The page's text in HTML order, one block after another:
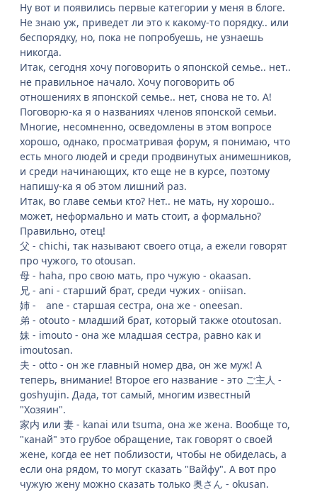
Ну вот и появились первые категории у меня в блоге.
Не знаю уж, приведет ли это к какому-то порядку.. или
беспорядку, но, пока не попробуешь, не узнаешь
никогда.
Итак, сегодня хочу поговорить о японской семье.. нет..
не правильное начало. Хочу поговорить об
отношениях в японской семье.. нет, снова не то. А!
Поговорю-ка я о названиях членов японской семьи.
Многие, несомненно, осведомлены в этом вопросе
хорошо, однако, просматривая форум, я понимаю, что
есть много людей и среди продвинутых анимешников,
и среди начинающих, кто еще не в курсе, поэтому
напишу-ка я об этом лишний раз.
Итак, во главе семьи кто? Нет.. не мать, ну хорошо..
может, неформально и мать стоит, а формально?
Правильно, отец!
父 - chichi, так называют своего отца, а ежели говорят
про чужого, то otousan.
母 - haha, про свою мать, про чужую - okaasan.
兄 - ani - старший брат, среди чужих - oniisan.
姉 - ane - старшая сестра, она же - oneesan.
弟 - otouto - младший брат, который также otoutosan.
妹 - imouto - она же младшая сестра, равно как и
imoutosan.
夫 - otto - он же главный номер два, он же муж! А
теперь, внимание! Второе его название - это ご主人 -
goshyujin. Дада, тот самый, многим известный
"Хозяин".
家内 или 妻 - kanai или tsuma, она же жена. Вообще то,
"канай" это грубое обращение, так говорят о своей
жене, когда ее нет поблизости, чтобы не обиделась, а
если она рядом, то могут сказать "Вайфу". А вот про
чужую жену можно сказать только 奥さん - okusan.